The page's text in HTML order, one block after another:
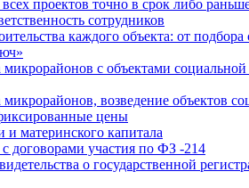
проектов точно в срок либо
сотрудников
каждого объекта: от
микрорайонов с объектами
микрорайонов, возведение объектов
цены
и материнского капитала
с договорами участия по ФЗ -214
о государственной